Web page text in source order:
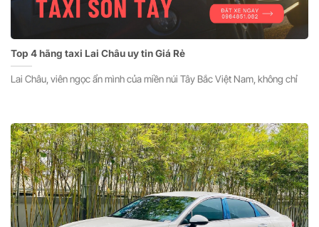
Top 4 hãng taxi Lai Châu uy tin Giá Rẻ
Lai Châu, viên ngọc ẩn mình của miền núi Tây Bắc Việt Nam, không chỉ